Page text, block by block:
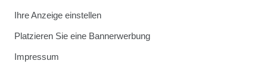
Ihre Anzeige einstellen
Platzieren Sie eine Bannerwerbung
Impressum